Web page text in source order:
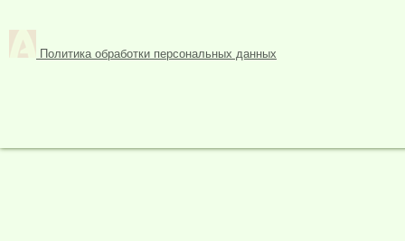
Политика обработки персональных данных